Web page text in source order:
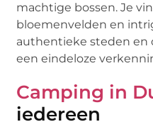
machtige bossen. Je
bloemenvelden en
authentieke steden en
een eindeloze
Camping in
iedereen